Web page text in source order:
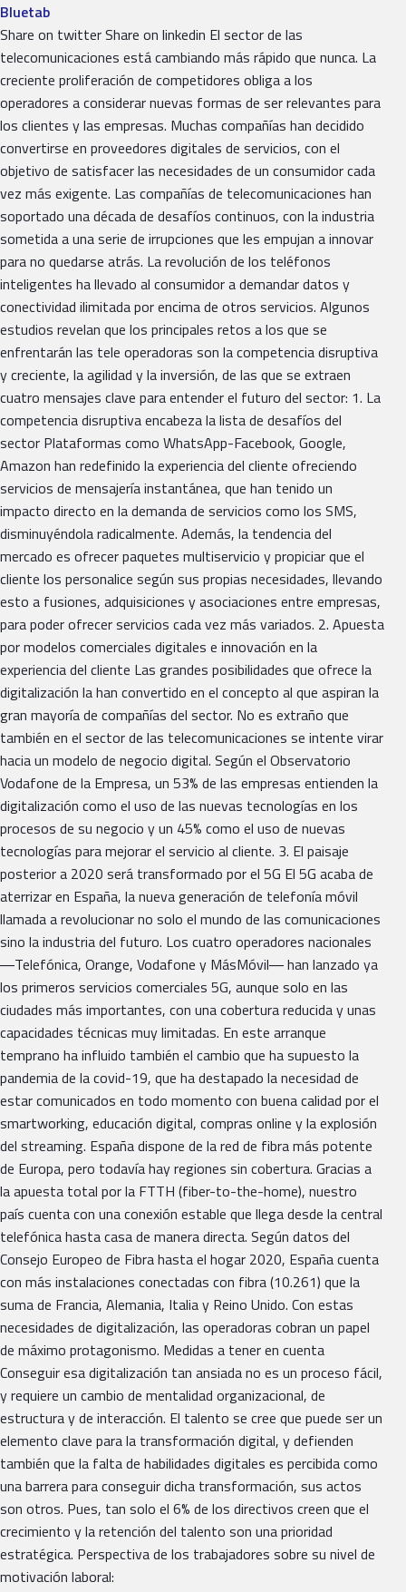
Bluetab
Share on twitter Share on linkedin El sector de las
telecomunicaciones está cambiando más rápido que nunca. La
creciente proliferación de competidores obliga a los
operadores a considerar nuevas formas de ser relevantes para
los clientes y las empresas. Muchas compañías han decidido
convertirse en proveedores digitales de servicios, con el
objetivo de satisfacer las necesidades de un consumidor cada
vez más exigente. Las compañías de telecomunicaciones han
soportado una década de desafíos continuos, con la industria
sometida a una serie de irrupciones que les empujan a innovar
para no quedarse atrás. La revolución de los teléfonos
inteligentes ha llevado al consumidor a demandar datos y
conectividad ilimitada por encima de otros servicios. Algunos
estudios revelan que los principales retos a los que se
enfrentarán las tele operadoras son la competencia disruptiva
y creciente, la agilidad y la inversión, de las que se extraen
cuatro mensajes clave para entender el futuro del sector: 1. La
competencia disruptiva encabeza la lista de desafíos del
sector Plataformas como WhatsApp-Facebook, Google,
Amazon han redefinido la experiencia del cliente ofreciendo
servicios de mensajería instantánea, que han tenido un
impacto directo en la demanda de servicios como los SMS,
disminuyéndola radicalmente. Además, la tendencia del
mercado es ofrecer paquetes multiservicio y propiciar que el
cliente los personalice según sus propias necesidades, llevando
esto a fusiones, adquisiciones y asociaciones entre empresas,
para poder ofrecer servicios cada vez más variados. 2. Apuesta
por modelos comerciales digitales e innovación en la
experiencia del cliente Las grandes posibilidades que ofrece la
digitalización la han convertido en el concepto al que aspiran la
gran mayoría de compañías del sector. No es extraño que
también en el sector de las telecomunicaciones se intente virar
hacia un modelo de negocio digital. Según el Observatorio
Vodafone de la Empresa, un 53% de las empresas entienden la
digitalización como el uso de las nuevas tecnologías en los
procesos de su negocio y un 45% como el uso de nuevas
tecnologías para mejorar el servicio al cliente. 3. El paisaje
posterior a 2020 será transformado por el 5G El 5G acaba de
aterrizar en España, la nueva generación de telefonía móvil
llamada a revolucionar no solo el mundo de las comunicaciones
sino la industria del futuro. Los cuatro operadores nacionales
―Telefónica, Orange, Vodafone y MásMóvil― han lanzado ya
los primeros servicios comerciales 5G, aunque solo en las
ciudades más importantes, con una cobertura reducida y unas
capacidades técnicas muy limitadas. En este arranque
temprano ha influido también el cambio que ha supuesto la
pandemia de la covid-19, que ha destapado la necesidad de
estar comunicados en todo momento con buena calidad por el
smartworking, educación digital, compras online y la explosión
del streaming. España dispone de la red de fibra más potente
de Europa, pero todavía hay regiones sin cobertura. Gracias a
la apuesta total por la FTTH (fiber-to-the-home), nuestro
país cuenta con una conexión estable que llega desde la central
telefónica hasta casa de manera directa. Según datos del
Consejo Europeo de Fibra hasta el hogar 2020, España cuenta
con más instalaciones conectadas con fibra (10.261) que la
suma de Francia, Alemania, Italia y Reino Unido. Con estas
necesidades de digitalización, las operadoras cobran un papel
de máximo protagonismo. Medidas a tener en cuenta
Conseguir esa digitalización tan ansiada no es un proceso fácil,
y requiere un cambio de mentalidad organizacional, de
estructura y de interacción. El talento se cree que puede ser un
elemento clave para la transformación digital, y defienden
también que la falta de habilidades digitales es percibida como
una barrera para conseguir dicha transformación, sus actos
son otros. Pues, tan solo el 6% de los directivos creen que el
crecimiento y la retención del talento son una prioridad
estratégica. Perspectiva de los trabajadores sobre su nivel de
motivación laboral: